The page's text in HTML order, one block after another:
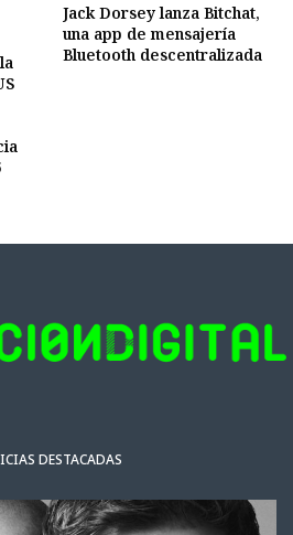
Jack Dorsey lanza Bitchat,
una app de mensajería
Bluetooth descentralizada
DESTACADAS